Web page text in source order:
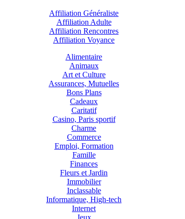
Affiliation Généraliste
Affiliation Adulte
Affiliation Rencontres
Affiliation Voyance
Alimentaire
Animaux
Art et Culture
Assurances, Mutuelles
Bons Plans
Cadeaux
Caritatif
Casino, Paris sportif
Charme
Commerce
Emploi, Formation
Famille
Finances
Fleurs et Jardin
Immobilier
Inclassable
Informatique, High-tech
Internet
Jeux